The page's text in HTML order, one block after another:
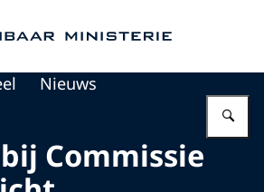
Nieuws
Commissie